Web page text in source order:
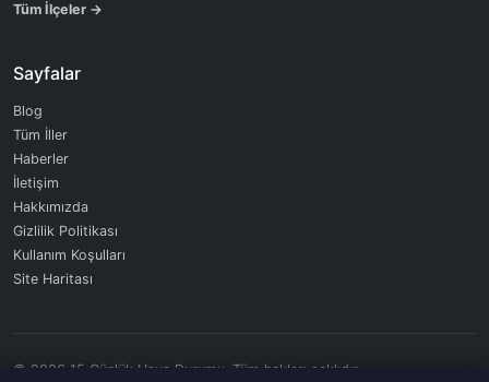
Tüm İlçeler →
Sayfalar
Blog
Tüm İller
Haberler
İletişim
Hakkımızda
Gizlilik Politikası
Kullanım Koşulları
Site Haritası
© 2026 15 Günlük Hava Durumu. Tüm hakları saklıdır.